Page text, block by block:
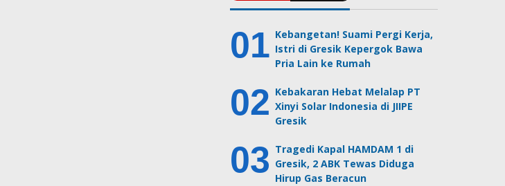
Kebangetan! Suami Pergi Kerja,
Istri di Gresik Kepergok Bawa
Pria Lain ke Rumah
Kebakaran Hebat Melalap PT
Xinyi Solar Indonesia di JIIPE
Gresik
Tragedi Kapal HAMDAM 1 di
Gresik, 2 ABK Tewas Diduga
Hirup Gas Beracun